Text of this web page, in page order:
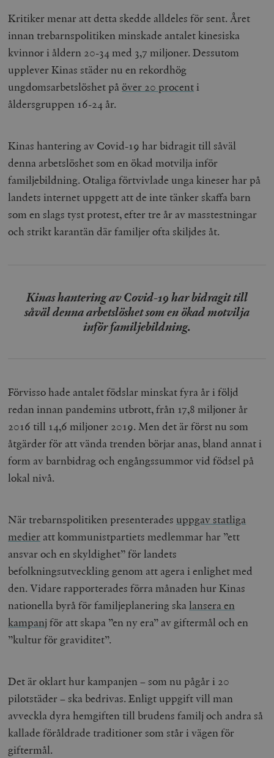
Kritiker menar att detta skedde alldeles för sent. Året
innan trebarnspolitiken minskade antalet kinesiska
kvinnor i åldern 20-34 med 3,7 miljoner. Dessutom
upplever Kinas städer nu en rekordhög
ungdomsarbetslöshet påöver 20 procenti
åldersgruppen 16-24 år.
Kinas hantering av Covid-19 har bidragit till såväl
denna arbetslöshet som en ökad motvilja inför
familjebildning. Otaliga förtvivlade unga kineser har på
landets internet uppgett att de inte tänker skaffa barn
som en slags tyst protest, efter tre år av masstestningar
och strikt karantän där familjer ofta skiljdes åt.
Kinas hantering av Covid-19 har bidragit till
såväl denna arbetslöshet som en ökad motvilja
inför familjebildning.
Förvisso hade antalet födslar minskat fyra år i följd
redan innan pandemins utbrott, från 17,8 miljoner år
2016 till 14,6 miljoner 2019. Men det är först nu som
åtgärder för att vända trenden börjar anas, bland annat i
form av barnbidrag och engångssummor vid födsel på
lokal nivå.
När trebarnspolitiken presenterades uppgav statliga
medier att kommunistpartiets medlemmar har ”ett
ansvar och en skyldighet” för landets
befolkningsutveckling genom att agera i enlighet med
den. Vidare rapporterades förra månaden hur Kinas
nationella byrå för familjeplanering skalansera en
kampanj för att skapa ”en ny era” av giftermål och en
”kultur för graviditet”.
Det är oklart hur kampanjen – som nu pågår i 20
pilotstäder – ska bedrivas. Enligt uppgift vill man
avveckla dyra hemgiften till brudens familj och andra så
kallade föråldrade traditioner som står i vägen för
giftermål.